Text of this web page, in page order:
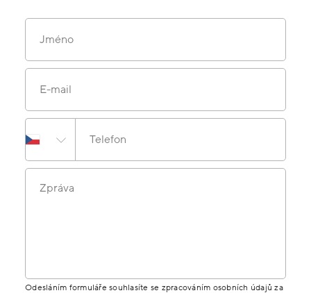
Jméno
E-mail
Telefon
Zpráva
Odesláním formuláře souhlasíte se zpracováním osobních údajů za